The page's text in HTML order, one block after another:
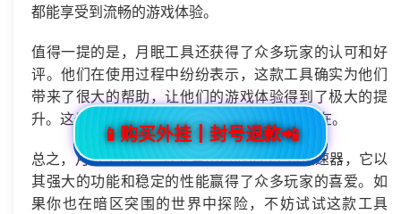
都能享受到流畅的游戏体验。
值得一提的是，月眠工具还获得了众多玩家的认可和好
评。他们在使用过程中纷纷表示，这款工具确实为他们
带来了很大的帮助，让他们的游戏体验得到了极大的提
升。这也充分证明了月眠工具的实力和价值所在。
总之，月眠工具是一款非常出色的iOS平台加速器，它以
其强大的功能和稳定的性能赢得了众多玩家的喜爱。如
果你也在暗区突围的世界中探险，不妨试试这款工具
📱购买外挂┃封号退款📲